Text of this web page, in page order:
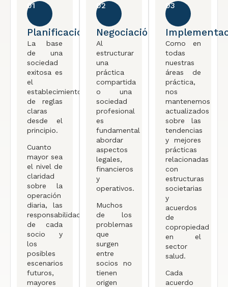
01
Planificación
La base
de una
sociedad
exitosa es
el
establecimiento
de reglas
claras
desde el
principio.
Cuanto
mayor sea
el nivel de
claridad
sobre la
operación
diaria, las
responsabilidades
de cada
socio y
los
posibles
escenarios
futuros,
mayores
02
Negociación
Al
estructurar
una
práctica
compartida
o una
sociedad
profesional
es
fundamental
abordar
aspectos
legales,
financieros
y
operativos.
Muchos
de los
problemas
que
surgen
entre
socios no
tienen
origen
03
Como en
todas
nuestras
áreas de
práctica,
nos
mantenemos
actualizados
sobre las
tendencias
y mejores
prácticas
relacionadas
con
estructuras
societarias
y
acuerdos
de
copropiedad
en el
sector
salud.
Cada
acuerdo